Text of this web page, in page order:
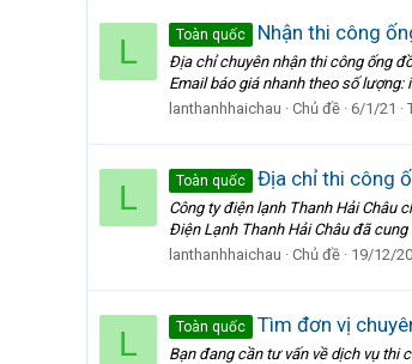
L Toàn quốc Nhận thi công
Địa chỉ chuyên nhận thi công ống
Email báo giá nhanh theo số
lanthanhhaichau
Chủ đề 6/1/21
L Toàn quốc Địa chỉ thi công
Công ty điện lạnh Thanh Hải Châu
Điện Lạnh Thanh Hải Châu đã
lanthanhhaichau
Chủ đề 19/12/20
L Toàn quốc Tìm đơn vị
Bạn đang cần tư vấn về dịch vụ thi